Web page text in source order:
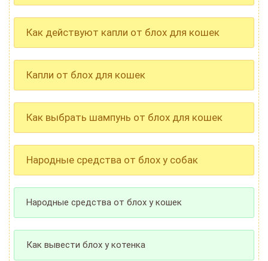
Как действуют капли от блох для кошек
Капли от блох для кошек
Как выбрать шампунь от блох для кошек
Народные средства от блох у собак
Народные средства от блох у кошек
Как вывести блох у котенка